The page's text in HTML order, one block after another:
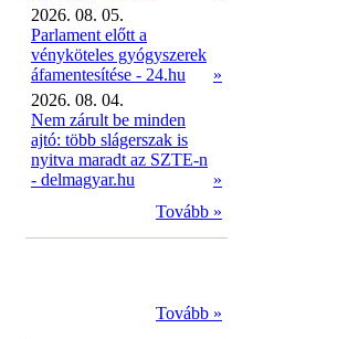
2026. 08. 05.
Parlament előtt a
vényköteles gyógyszerek
áfamentesítése - 24.hu
»
2026. 08. 04.
Nem zárult be minden
ajtó: több slágerszak is
nyitva maradt az SZTE-n
- delmagyar.hu
»
Tovább »
Tovább »